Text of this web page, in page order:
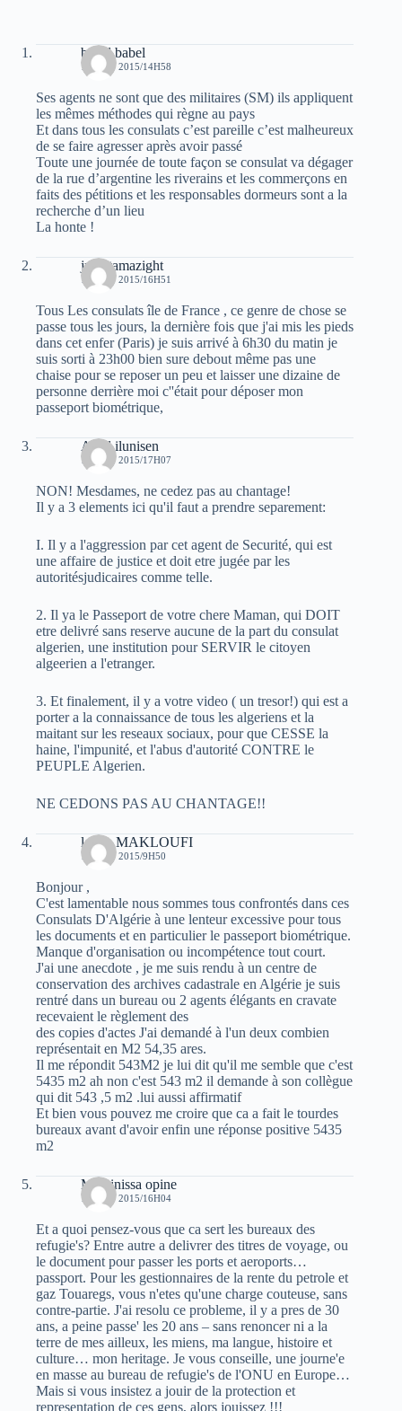
babel babel
16 JUIN 2015/14H58
Ses agents ne sont que des militaires (SM) ils appliquent
les mêmes méthodes qui règne au pays
Et dans tous les consulats c’est pareille c’est malheureux
de se faire agresser après avoir passé
Toute une journée de toute façon se consulat va dégager
de la rue d’argentine les riverains et les commerçons en
faits des pétitions et les responsables dormeurs sont a la
recherche d’un lieu
La honte !
juba tamazight
16 JUIN 2015/16H51
Tous Les consulats île de France , ce genre de chose se
passe tous les jours, la dernière fois que j'ai mis les pieds
dans cet enfer (Paris) je suis arrivé à 6h30 du matin je
suis sorti à 23h00 bien sure debout même pas une
chaise pour se reposer un peu et laisser une dizaine de
personne derrière moi c''était pour déposer mon
passeport biométrique,
Aksil ilunisen
16 JUIN 2015/17H07
NON! Mesdames, ne cedez pas au chantage!
Il y a 3 elements ici qu'il faut a prendre separement:
I. Il y a l'aggression par cet agent de Securité, qui est
une affaire de justice et doit etre jugée par les
autoritésjudicaires comme telle.
2. Il ya le Passeport de votre chere Maman, qui DOIT
etre delivré sans reserve aucune de la part du consulat
algerien, une institution pour SERVIR le citoyen
algeerien a l'etranger.
3. Et finalement, il y a votre video ( un tresor!) qui est a
porter a la connaissance de tous les algeriens et la
maitant sur les reseaux sociaux, pour que CESSE la
haine, l'impunité, et l'abus d'autorité CONTRE le
PEUPLE Algerien.
NE CEDONS PAS AU CHANTAGE!!
louab MAKLOUFI
17 JUIN 2015/9H50
Bonjour ,
C'est lamentable nous sommes tous confrontés dans ces
Consulats D'Algérie à une lenteur excessive pour tous
les documents et en particulier le passeport biométrique.
Manque d'organisation ou incompétence tout court.
J'ai une anecdote , je me suis rendu à un centre de
conservation des archives cadastrale en Algérie je suis
rentré dans un bureau ou 2 agents élégants en cravate
recevaient le règlement des
des copies d'actes J'ai demandé à l'un deux combien
représentait en M2 54,35 ares.
Il me répondit 543M2 je lui dit qu'il me semble que c'est
5435 m2 ah non c'est 543 m2 il demande à son collègue
qui dit 543 ,5 m2 .lui aussi affirmatif
Et bien vous pouvez me croire que ca a fait le tourdes
bureaux avant d'avoir enfin une réponse positive 5435
m2
Massinissa opine
17 JUIN 2015/16H04
Et a quoi pensez-vous que ca sert les bureaux des
refugie's? Entre autre a delivrer des titres de voyage, ou
le document pour passer les ports et aeroports…
passport. Pour les gestionnaires de la rente du petrole et
gaz Touaregs, vous n'etes qu'une charge couteuse, sans
contre-partie. J'ai resolu ce probleme, il y a pres de 30
ans, a peine passe' les 20 ans – sans renoncer ni a la
terre de mes ailleux, les miens, ma langue, histoire et
culture… mon heritage. Je vous conseille, une journe'e
en masse au bureau de refugie's de l'ONU en Europe…
Mais si vous insistez a jouir de la protection et
representation de ces gens, alors jouissez !!!